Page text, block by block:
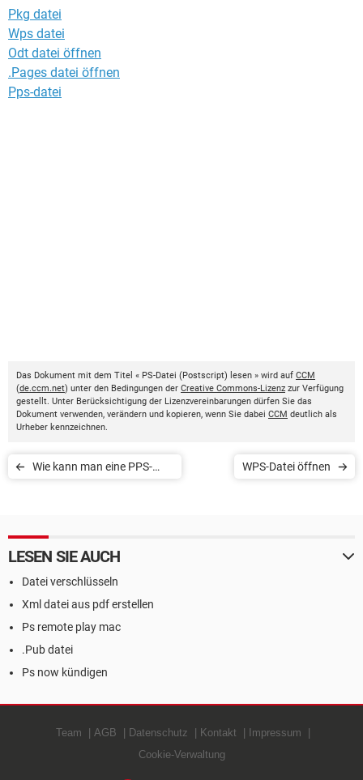
Pkg datei
Wps datei
Odt datei öffnen
.Pages datei öffnen
Pps-datei
Das Dokument mit dem Titel « PS-Datei (Postscript) lesen » wird auf CCM
(de.ccm.net) unter den Bedingungen der Creative Commons-Lizenz zur Verfügung
gestellt. Unter Berücksichtigung der Lizenzvereinbarungen dürfen Sie das
Dokument verwenden, verändern und kopieren, wenn Sie dabei CCM deutlich als
Urheber kennzeichnen.
Wie kann man eine PPS-
WPS-Datei öffnen
LESEN SIE AUCH
Datei verschlüsseln
Xml datei aus pdf erstellen
Ps remote play mac
.Pub datei
Ps now kündigen
Team AGB Datenschutz Kontakt
Impressum
Cookie-Verwaltung